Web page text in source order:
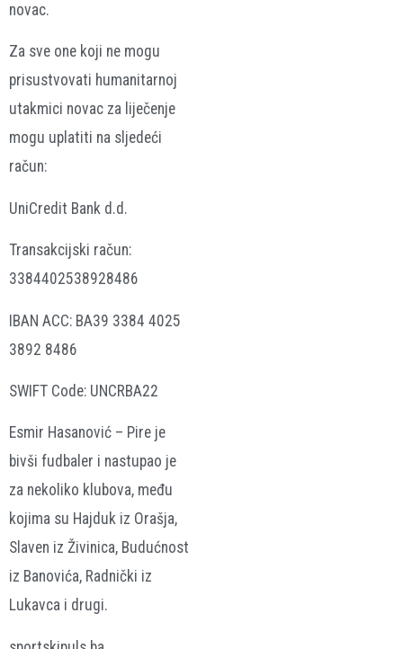
novac.
Za sve one koji ne mogu
prisustvovati humanitarnoj
utakmici novac za liječenje
mogu uplatiti na sljedeći
račun:
UniCredit Bank d.d.
Transakcijski račun:
3384402538928486
IBAN ACC: BA39 3384 4025
3892 8486
SWIFT Code: UNCRBA22
Esmir Hasanović – Pire je
bivši fudbaler i nastupao je
za nekoliko klubova, među
kojima su Hajduk iz Orašja,
Slaven iz Živinica, Budućnost
iz Banovića, Radnički iz
Lukavca i drugi.